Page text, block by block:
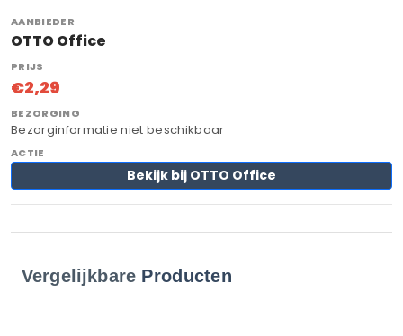
OTTO Office
€2,29
Bezorginformatie niet beschikbaar
Bekijk bij OTTO Office
Vergelijkbare Producten